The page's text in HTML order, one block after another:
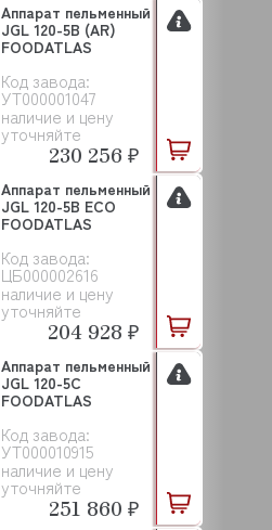
Код завода:
УТ000001047
наличие и цену
уточняйте
Аппарат пельменный
JGL 120-5B (AR)
FOODATLAS
230 256 ₽
Код завода:
ЦБ000002616
наличие и цену
уточняйте
Аппарат пельменный
JGL 120-5B ECO
FOODATLAS
204 928 ₽
Код завода:
УТ000010915
наличие и цену
уточняйте
Аппарат пельменный
JGL 120-5C
FOODATLAS
251 860 ₽